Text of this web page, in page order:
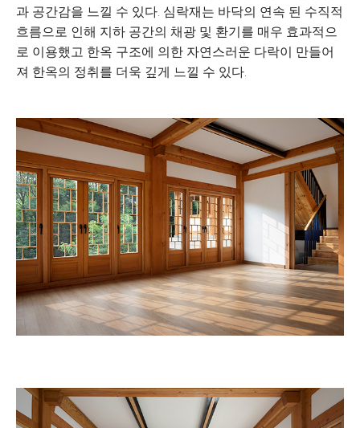
과 공간감을 느낄 수 있다. 심락재는 바닥의 연속 된 수직적
흐름으로 인해 지하 공간의 채광 및 환기를 매우 효과적으
로 이용했고 한옥 구조에 의한 자연스러운 다락이 만들어
져 한옥의 정취를 더욱 깊게 느낄 수 있다.